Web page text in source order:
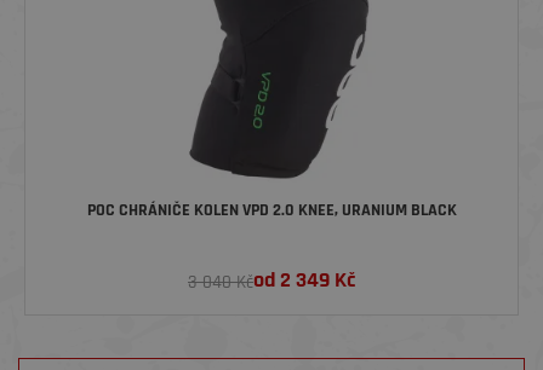
POC CHRÁNIČE KOLEN VPD 2.0 KNEE, URANIUM BLACK
3 040 Kčod 2 349 Kč